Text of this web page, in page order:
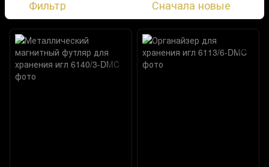
Фильтр Сначала новые